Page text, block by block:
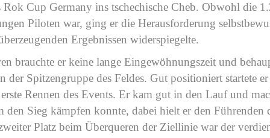
Cup Germany ins tschechische Cheb. Obwohl die
Piloten war, ging er die Herausforderung
Ergebnissen widerspiegelte.
brauchte er keine lange Eingewöhnungszeit und
Spitzengruppe des Feldes. Gut positioniert startete er
Rennen des Events. Er kam gut in den Lauf und
den Sieg kämpfen konnte, dabei hielt er den Führenden
Platz beim Überqueren der Ziellinie war der